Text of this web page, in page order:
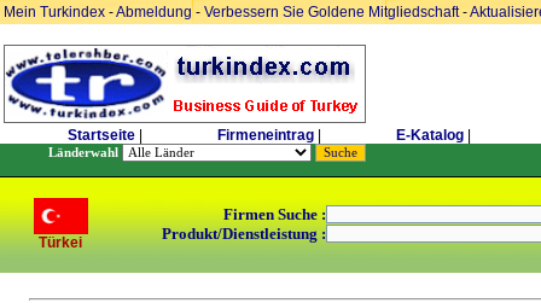
Mein Turkindex -Abmeldung- Verbessern Sie Goldene Mitgliedschaft-
Startseite Firmeneintrag E-Katalog
Länderwahl
Türkei
Firmen Suche :
Produkt/Dienstleistung :